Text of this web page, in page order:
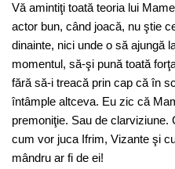
Vă amintiţi toată teoria lui
actor bun, când joacă, nu ştie
dinainte, nici unde o să ajungă
momentul, să-şi pună toată
fără să-i treacă prin cap că în
întâmple altceva. Eu zic că
premoniţie. Sau de
cum vor juca Ifrim, Vizante şi
mândru ar fi de ei!